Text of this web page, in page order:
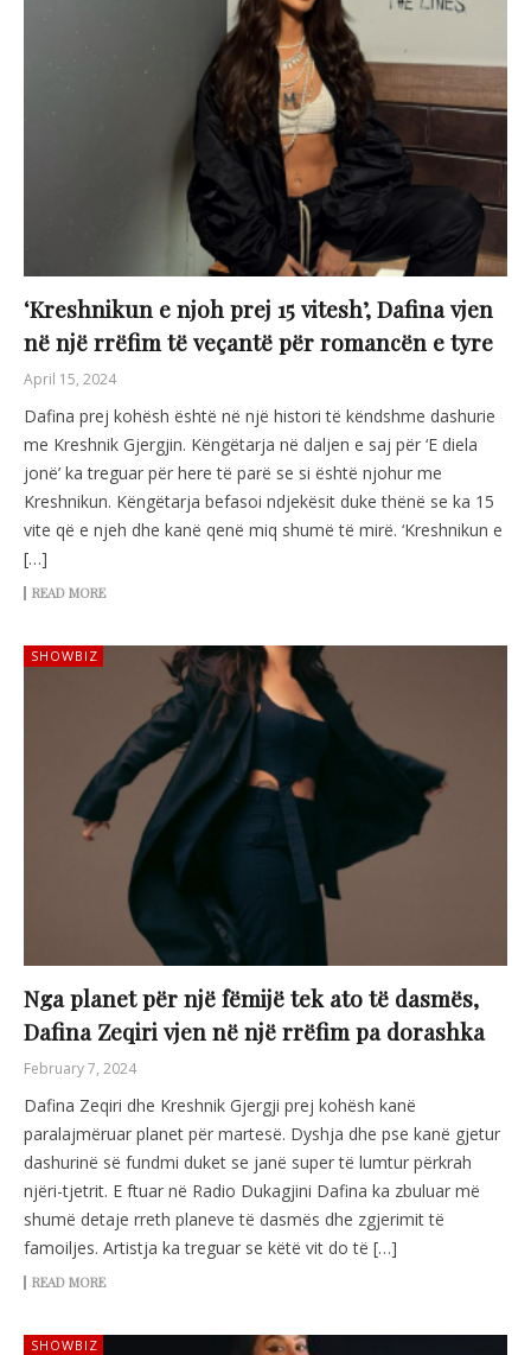
‘Kreshnikun e njoh prej 15 vitesh’, Dafina vjen
në një rrëfim të veçantë për romancën e tyre
April 15, 2024
Dafina prej kohësh është në një histori të këndshme dashurie
me Kreshnik Gjergjin. Këngëtarja në daljen e saj për ‘E diela
jonë’ ka treguar për here të parë se si është njohur me
Kreshnikun. Këngëtarja befasoi ndjekësit duke thënë se ka 15
vite që e njeh dhe kanë qenë miq shumë të mirë. ‘Kreshnikun e
[…]
READ MORE
SHOWBIZ
Nga planet për një fëmijë tek ato të dasmës,
Dafina Zeqiri vjen në një rrëfim pa dorashka
February 7, 2024
Dafina Zeqiri dhe Kreshnik Gjergji prej kohësh kanë
paralajmëruar planet për martesë. Dyshja dhe pse kanë gjetur
dashurinë së fundmi duket se janë super të lumtur përkrah
njëri-tjetrit. E ftuar në Radio Dukagjini Dafina ka zbuluar më
shumë detaje rreth planeve të dasmës dhe zgjerimit të
famoiljes. Artistja ka treguar se këtë vit do të […]
READ MORE
SHOWBIZ